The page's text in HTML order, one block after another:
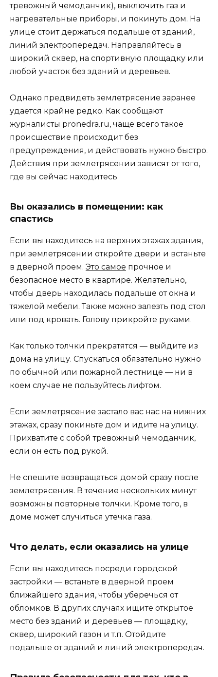
тревожный чемоданчик), выключить газ и
нагревательные приборы, и покинуть дом. На
улице стоит держаться подальше от зданий,
линий электропередач. Направляйтесь в
широкий сквер, на спортивную площадку или
любой участок без зданий и деревьев.
Однако предвидеть землетрясение заранее
удается крайне редко. Как сообщают
журналисты pronedra.ru, чаще всего такое
происшествие происходит без
предупреждения, и действовать нужно быстро.
Действия при землетрясении зависят от того,
где вы сейчас находитесь
Вы оказались в помещении: как
спастись
Если вы находитесь на верхних этажах здания,
при землетрясении откройте двери и встаньте
в дверной проем. Это самое прочное и
безопасное место в квартире. Желательно,
чтобы дверь находилась подальше от окна и
тяжелой мебели. Также можно залезть под стол
или под кровать. Голову прикройте руками.
Как только толчки прекратятся — выйдите из
дома на улицу. Спускаться обязательно нужно
по обычной или пожарной лестнице — ни в
коем случае не пользуйтесь лифтом.
Если землетрясение застало вас нас на нижних
этажах, сразу покиньте дом и идите на улицу.
Прихватите с собой тревожный чемоданчик,
если он есть под рукой.
Не спешите возвращаться домой сразу после
землетрясения. В течение нескольких минут
возможны повторные толчки. Кроме того, в
доме может случиться утечка газа.
Что делать, если оказались на улице
Если вы находитесь посреди городской
застройки — встаньте в дверной проем
ближайшего здания, чтобы уберечься от
обломков. В других случаях ищите открытое
место без зданий и деревьев — площадку,
сквер, широкий газон и т.п. Отойдите
подальше от зданий и линий электропередач.